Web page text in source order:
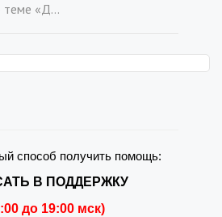
отчет
способ получить помощь:
В ПОДДЕРЖКУ
до 19:00 мск)